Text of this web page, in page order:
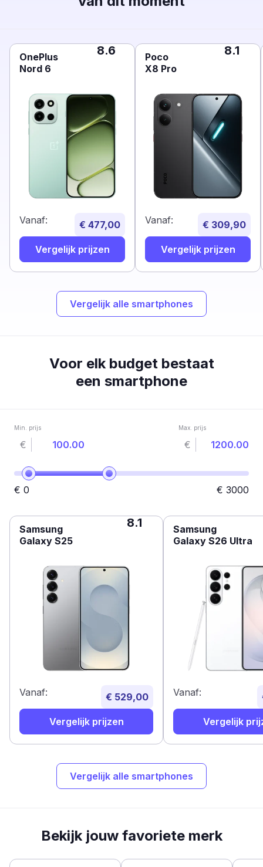
OnePlus
Nord 6
8.6
Vanaf: € 477,00
Vergelijk prijzen
Poco
X8 Pro
8.1
Vanaf: € 309,90
Vergelijk prijzen
Vergelijk alle smartphones
Voor elk budget bestaat
een smartphone
Min. prijs
€
Max. prijs
€
€ 0 € 3000
Samsung
Galaxy S25
8.1
Vanaf: € 529,00
Vergelijk prijzen
Samsung
Galaxy S26 Ultra
Vanaf:
Vergelijk
Vergelijk alle smartphones
Bekijk jouw favoriete merk